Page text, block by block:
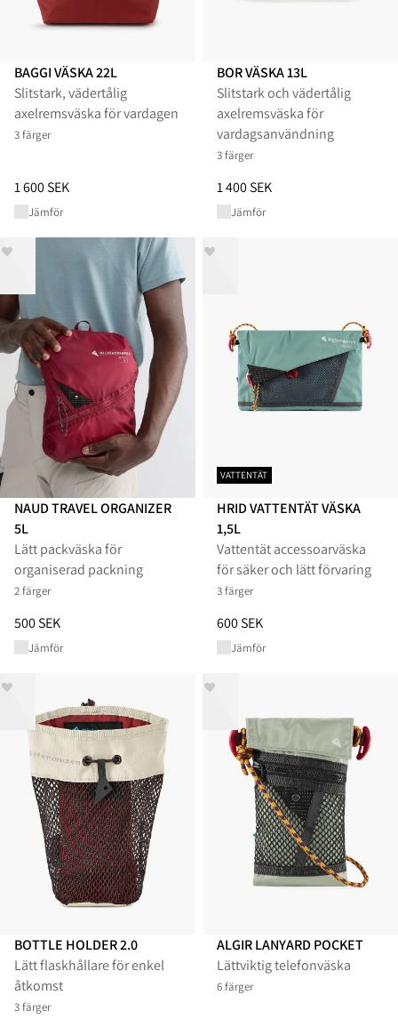
BAGGI VÄSKA 22L
Slitstark, vädertålig
axelremsväska för vardagen
3 färger
Pris:1 600 SEK, sänkt från 1 600 SEK
1 600 SEK
Jämför
BOR VÄSKA 13L
Slitstark och vädertålig
axelremsväska för
vardagsanvändning
3 färger
Pris:1 400 SEK, sänkt från 1
1 400 SEK
Jämför
NAUD TRAVEL ORGANIZER
5L
Lätt packväska för
organiserad packning
2 färger
Pris:500 SEK, sänkt från 500 SEK
500 SEK
Jämför
VATTENTÄT
HRID VATTENTÄT VÄSKA
1,5L
Vattentät accessoarväska
för säker och lätt förvaring
3 färger
Pris:600 SEK, sänkt från 600
600 SEK
Jämför
BOTTLE HOLDER 2.0
Lätt flaskhållare för enkel
åtkomst​
3 färger
ALGIR LANYARD POCKET
Lättviktig telefonväska
6 färger